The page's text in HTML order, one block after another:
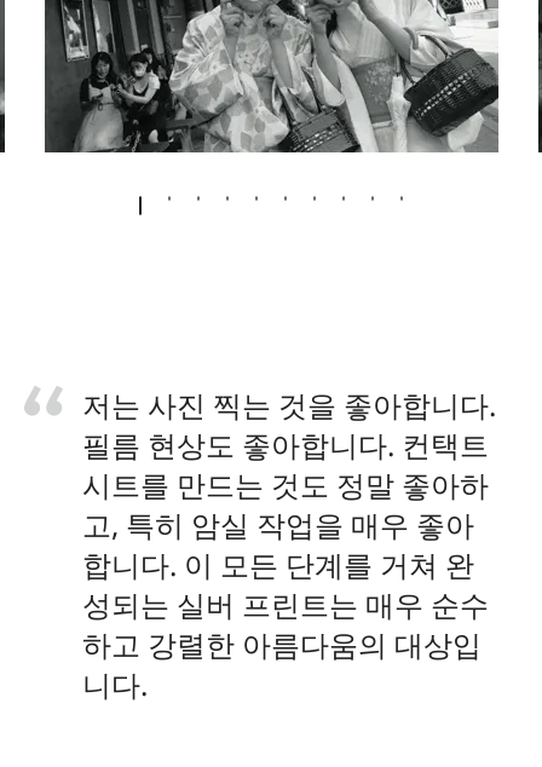
저는 사진 찍는 것을 좋아합니다.
필름 현상도 좋아합니다. 컨택트
시트를 만드는 것도 정말 좋아하
고, 특히 암실 작업을 매우 좋아
합니다. 이 모든 단계를 거쳐 완
성되는 실버 프린트는 매우 순수
하고 강렬한 아름다움의 대상입
니다.